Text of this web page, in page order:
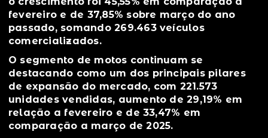
fevereiro e de 37,85% sobre março do ano
passado, somando 269.463 veículos
comercializados.
O segmento de motos continuam se
destacando como um dos principais pilares
de expansão do mercado, com 221.573
unidades vendidas, aumento de 29,19% em
relação a fevereiro e de 33,47% em
comparação a março de 2025.